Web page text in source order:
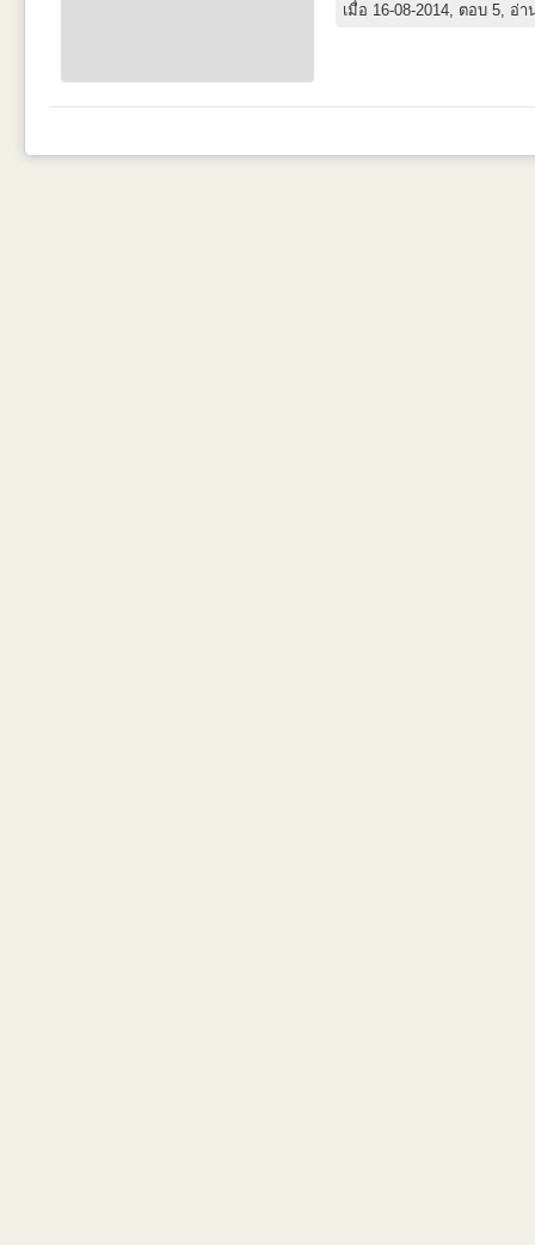
เมื่อ 16-08-2014, ตอบ 5, อ่า